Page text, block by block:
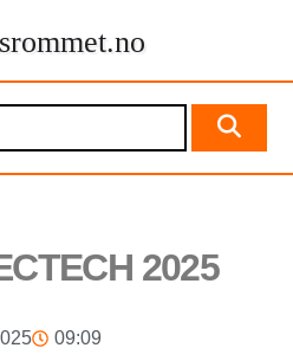
2025
09:09